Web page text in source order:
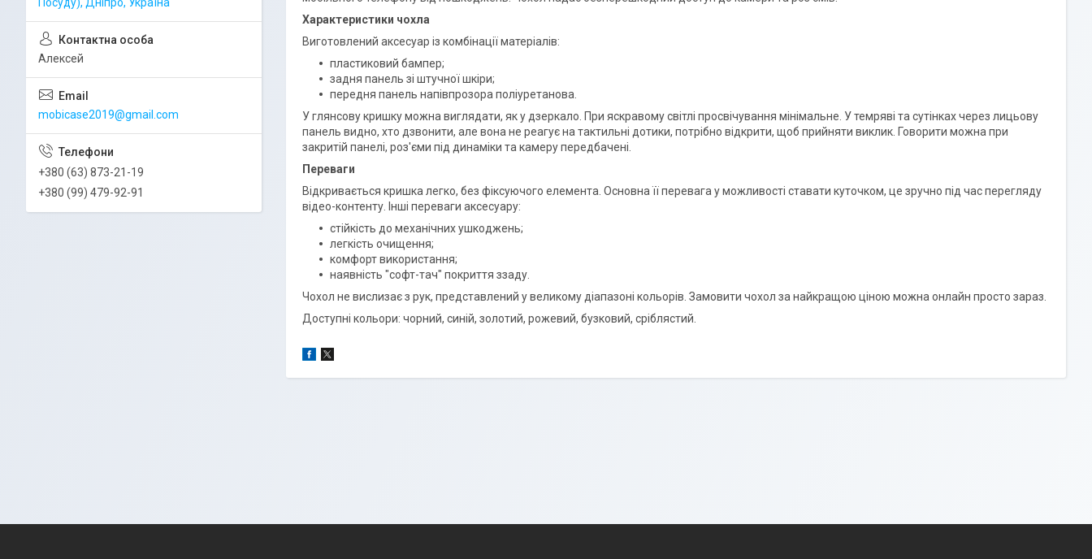
Характеристики чохла
Виготовлений аксесуар із комбінації матеріалів:
пластиковий бампер;
задня панель зі штучної шкіри;
передня панель напівпрозора поліуретанова.
У глянсову кришку можна виглядати, як у дзеркало. При яскравому світлі просвічування мінімальне. У темряві та сутінках через лицьову
панель видно, хто дзвонити, але вона не реагує на тактильні дотики, потрібно відкрити, щоб прийняти виклик. Говорити можна при
закритій панелі, роз'єми під динаміки та камеру передбачені.
Переваги
Відкривається кришка легко, без фіксуючого елемента. Основна її перевага у можливості ставати куточком, це зручно під час перегляду
відео-контенту. Інші переваги аксесуару:
стійкість до механічних ушкоджень;
легкість очищення;
комфорт використання;
наявність "софт-тач" покриття ззаду.
Чохол не вислизає з рук, представлений у великому діапазоні кольорів. Замовити чохол за найкращою ціною можна онлайн просто зараз.
Доступні кольори: чорний, синій, золотий, рожевий, бузковий, сріблястий.
Алексей
mobicase2019@gmail.com
+380 (63) 873-21-19
+380 (99) 479-92-91